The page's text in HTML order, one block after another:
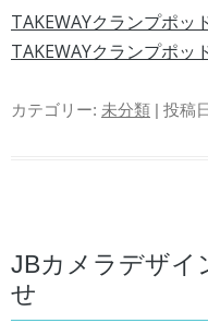
TAKEWAYクランプポッ
TAKEWAYクランプポッ
カテゴリー: 未分類 | 投稿
JBカメラデザイ
せ